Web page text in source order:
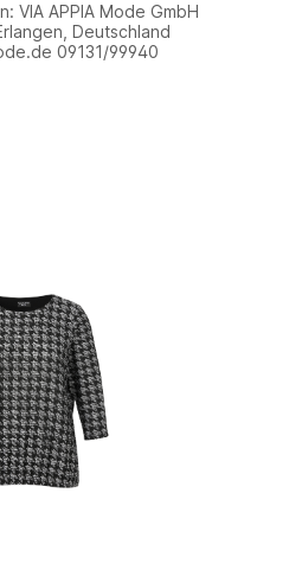
VIA APPIA Mode GmbH
Deutschland
09131/99940